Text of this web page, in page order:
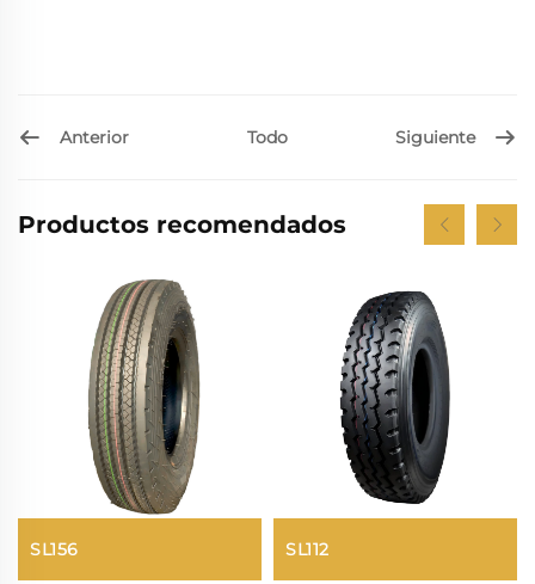
Anterior Todo Siguiente
Productos recomendados
SL156 SL112